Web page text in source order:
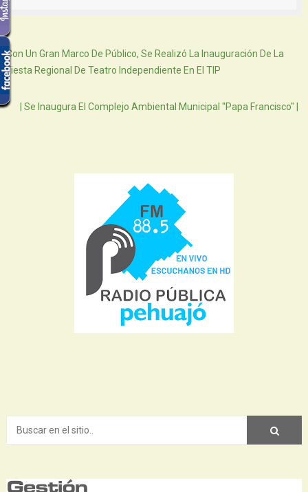
Siguiente
Con Un Gran Marco De Público, Se Realizó La Inauguración De La
Fiesta Regional De Teatro Independiente En El TIP
| Se Inaugura El Complejo Ambiental Municipal "Papa Francisco" |